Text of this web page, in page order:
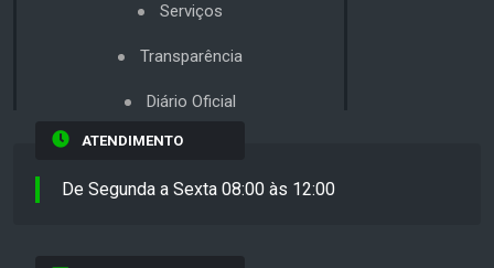
Serviços
Transparência
Diário Oficial
ATENDIMENTO
De Segunda a Sexta 08:00 às 12:00